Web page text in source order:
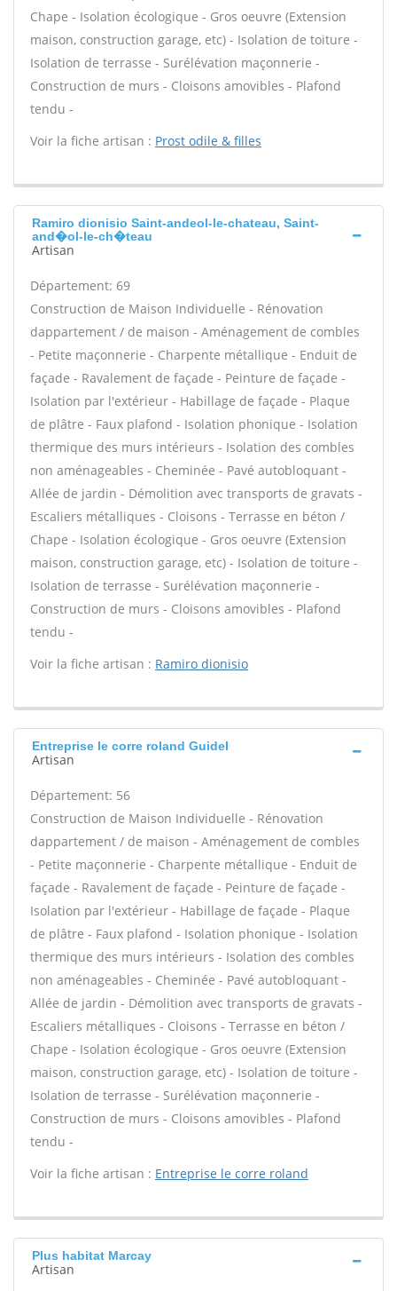
Chape - Isolation écologique - Gros oeuvre (Extension
maison, construction garage, etc) - Isolation de toiture -
Isolation de terrasse - Surélévation maçonnerie -
Construction de murs - Cloisons amovibles - Plafond
tendu -
Voir la fiche artisan : Prost odile & filles
Ramiro dionisio Saint-andeol-le-chateau, Saint-
and�ol-le-ch�teau
Artisan
Département: 69
Construction de Maison Individuelle - Rénovation
dappartement / de maison - Aménagement de combles
- Petite maçonnerie - Charpente métallique - Enduit de
façade - Ravalement de façade - Peinture de façade -
Isolation par l'extérieur - Habillage de façade - Plaque
de plâtre - Faux plafond - Isolation phonique - Isolation
thermique des murs intérieurs - Isolation des combles
non aménageables - Cheminée - Pavé autobloquant -
Allée de jardin - Démolition avec transports de gravats -
Escaliers métalliques - Cloisons - Terrasse en béton /
Chape - Isolation écologique - Gros oeuvre (Extension
maison, construction garage, etc) - Isolation de toiture -
Isolation de terrasse - Surélévation maçonnerie -
Construction de murs - Cloisons amovibles - Plafond
tendu -
Voir la fiche artisan : Ramiro dionisio
Entreprise le corre roland Guidel
Artisan
Département: 56
Construction de Maison Individuelle - Rénovation
dappartement / de maison - Aménagement de combles
- Petite maçonnerie - Charpente métallique - Enduit de
façade - Ravalement de façade - Peinture de façade -
Isolation par l'extérieur - Habillage de façade - Plaque
de plâtre - Faux plafond - Isolation phonique - Isolation
thermique des murs intérieurs - Isolation des combles
non aménageables - Cheminée - Pavé autobloquant -
Allée de jardin - Démolition avec transports de gravats -
Escaliers métalliques - Cloisons - Terrasse en béton /
Chape - Isolation écologique - Gros oeuvre (Extension
maison, construction garage, etc) - Isolation de toiture -
Isolation de terrasse - Surélévation maçonnerie -
Construction de murs - Cloisons amovibles - Plafond
tendu -
Voir la fiche artisan : Entreprise le corre roland
Plus habitat Marcay
Artisan